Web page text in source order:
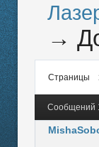
→
Страницы
Сообщений